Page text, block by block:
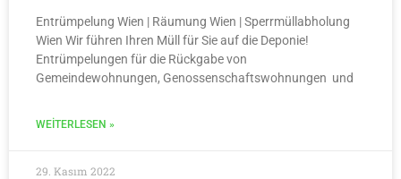
Entrümpelung Wien | Räumung Wien | Sperrmüllabholung
Wien Wir führen Ihren Müll für Sie auf die Deponie!
Entrümpelungen für die Rückgabe von
Gemeindewohnungen, Genossenschaftswohnungen und
WEITERLESEN »
29. Kasım 2022